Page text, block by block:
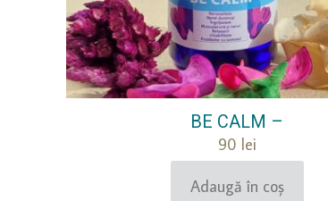
BE CALM –
90 lei
Adaugă în coș